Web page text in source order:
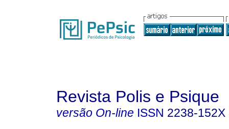
Revista Polis e Psique
versão On-line ISSN 2238-152X